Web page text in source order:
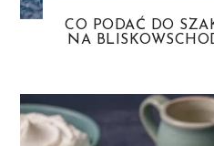
CO PODAĆ DO
NA